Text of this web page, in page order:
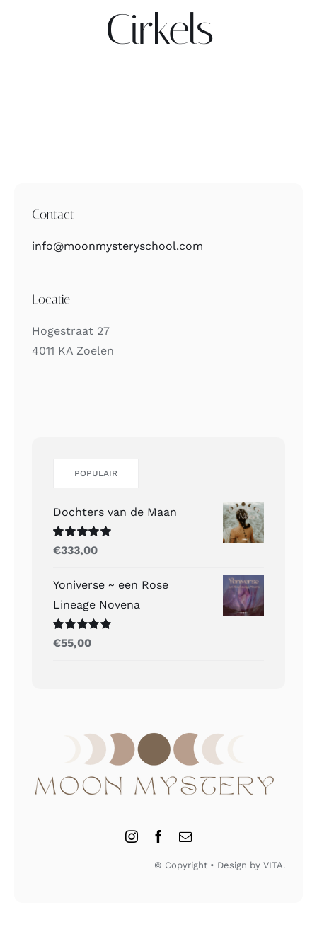
Contact
Cirkels
Contact
info@moonmysteryschool.com
Locatie
Hogestraat 27
4011 KA Zoelen
POPULAIR
Dochters van de Maan
Gewaardeerd
uit 5
€333,00
Yoniverse ~ een Rose
Lineage Novena
Gewaardeerd
uit 5
€55,00
© Copyright • Design by VITA.